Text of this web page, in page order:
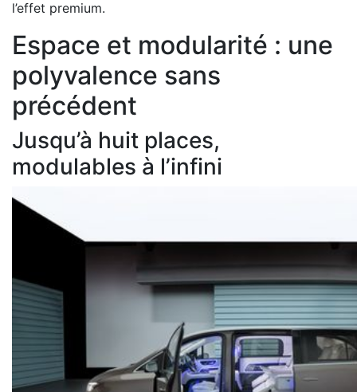
l’effet premium.
Espace et modularité : une
polyvalence sans
précédent
Jusqu’à huit places,
modulables à l’infini